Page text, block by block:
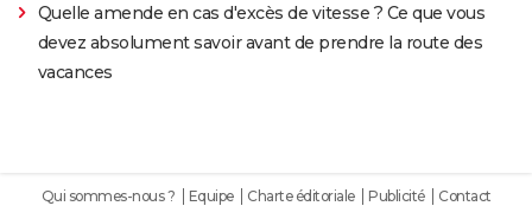
Quelle amende en cas d'excès de vitesse ? Ce que vous
devez absolument savoir avant de prendre la route des
vacances
Qui sommes-nous ? Equipe Charte éditoriale Publicité
Contact